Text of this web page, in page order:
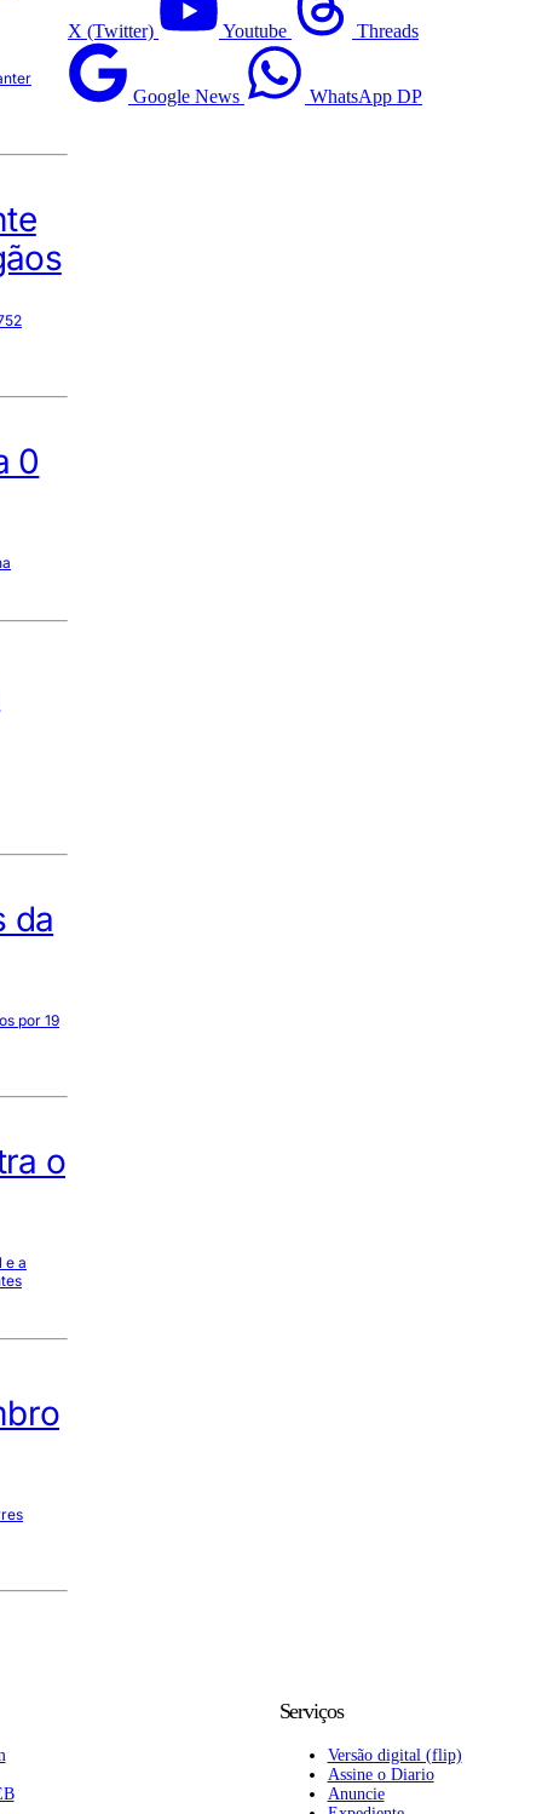
0
da
por 19
o
e a
X (Twitter) Youtube Threads
Google News WhatsApp DP
Serviços
Versão digital (flip)
Assine o Diario
Anuncie